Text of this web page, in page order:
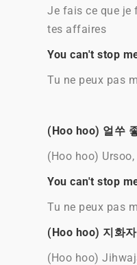
Je fais ce que je
tes affaires
You can't stop
Tu ne peux pas
(Hoo hoo) 얼쑤
(Hoo hoo)
You can't stop
Tu ne peux pas
(Hoo hoo) 지화
(Hoo hoo)